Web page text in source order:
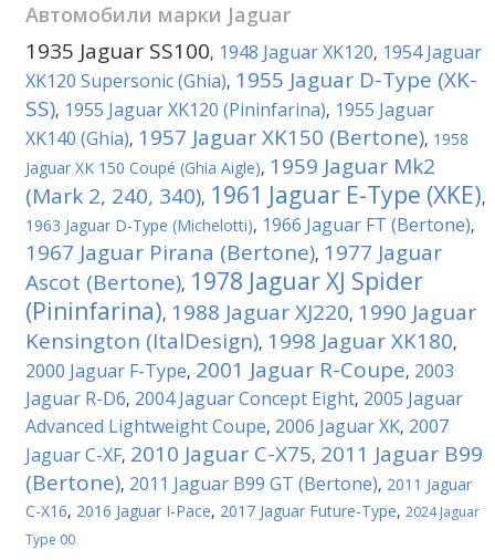
Автомобили марки Jaguar
1935 Jaguar SS100, 1948 Jaguar XK120, 1954 Jaguar
XK120 Supersonic (Ghia), 1955 Jaguar D-Type (XK-
SS), 1955 Jaguar XK120 (Pininfarina), 1955 Jaguar
XK140 (Ghia), 1957 Jaguar XK150 (Bertone), 1958
Jaguar XK 150 Coupé (Ghia Aigle), 1959 Jaguar Mk2
(Mark 2, 240, 340), 1961 Jaguar E-Type (XKE),
1963 Jaguar D-Type (Michelotti), 1966 Jaguar FT (Bertone),
1967 Jaguar Pirana (Bertone), 1977 Jaguar
Ascot (Bertone), 1978 Jaguar XJ Spider
(Pininfarina), 1988 Jaguar XJ220, 1990 Jaguar
Kensington (ItalDesign), 1998 Jaguar XK180,
2000 Jaguar F-Type, 2001 Jaguar R-Coupe, 2003
Jaguar R-D6, 2004 Jaguar Concept Eight, 2005 Jaguar
Advanced Lightweight Coupe, 2006 Jaguar XK, 2007
Jaguar C-XF, 2010 Jaguar C-X75, 2011 Jaguar B99
(Bertone), 2011 Jaguar B99 GT (Bertone), 2011 Jaguar
C-X16, 2016 Jaguar I-Pace, 2017 Jaguar Future-Type, 2024 Jaguar
Type 00